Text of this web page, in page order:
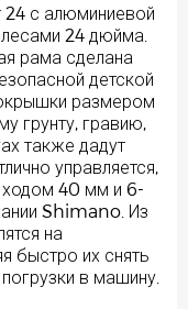
с алюминиевой
24 дюйма.
рама сделана
детской
размером
грунту, гравию,
также дадут
управляется,
ходом 40 мм и 6-
Shimano. Из
на
быстро их снять
в машину.